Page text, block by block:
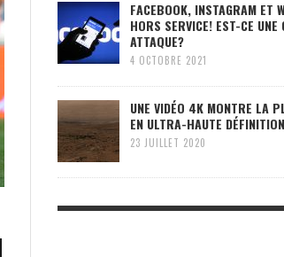
FACEBOOK, INSTAGRAM ET
HORS SERVICE! EST-CE UNE
ATTAQUE?
4 OCTOBRE 2021
UNE VIDÉO 4K MONTRE LA
EN ULTRA-HAUTE DÉFINITION
23 JUILLET 2020